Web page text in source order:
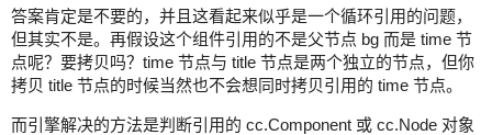
答案肯定是不要的，并且这看起来似乎是一个循环引用的问题，
但其实不是。再假设这个组件引用的不是父节点 bg 而是 time 节
点呢？要拷贝吗？time 节点与 title 节点是两个独立的节点，但你
拷贝 title 节点的时候当然也不会想同时拷贝引用的 time 节点。
而引擎解决的方法是判断引用的 cc.Component 或 cc.Node 对象